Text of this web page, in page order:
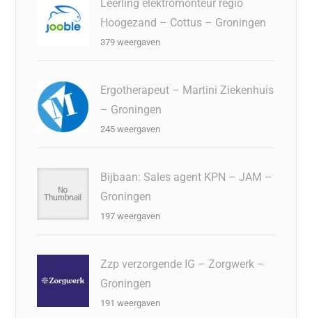
Leerling elektromonteur regio
Hoogezand – Cottus – Groningen
379 weergaven
Ergotherapeut – Martini Ziekenhuis
– Groningen
245 weergaven
Bijbaan: Sales agent KPN – JAM –
Groningen
197 weergaven
Zzp verzorgende IG – Zorgwerk –
Groningen
191 weergaven